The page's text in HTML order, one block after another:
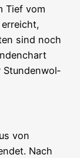
Tief vom
sind noch
Stun­den­wol­
von
Nach